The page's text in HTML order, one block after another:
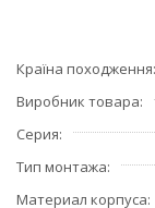
Країна походження
Виробник товара
Серия
Тип монтажа
Материал корпуса